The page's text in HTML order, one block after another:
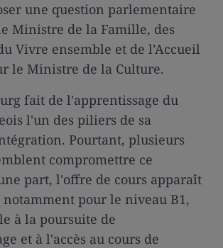
une question parlementaire
Ministre de la Famille, des
Vivre ensemble et de l’Accueil
le Ministre de la Culture.
fait de l'apprentissage du
l'un des piliers de sa
Pourtant, plusieurs
compromettre ce
part, l'offre de cours apparaît
pour le niveau B1,
à la poursuite de
et à l'accès au cours de